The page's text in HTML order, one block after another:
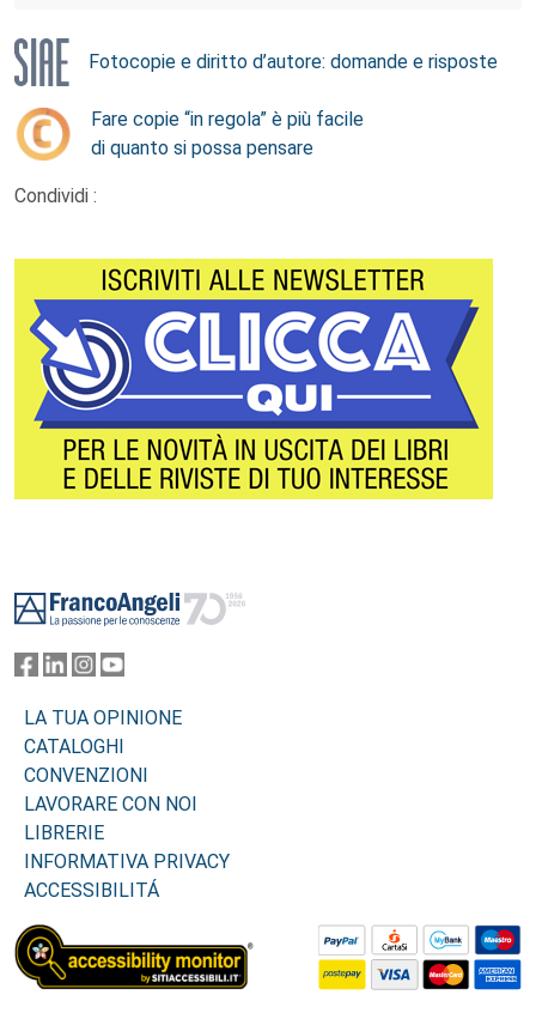
Fotocopie e diritto d’autore: domande e risposte
Fare copie “in regola” è più facile
di quanto si possa pensare
Condividi :
LA TUA OPINIONE
CATALOGHI
CONVENZIONI
LAVORARE CON NOI
LIBRERIE
INFORMATIVA PRIVACY
ACCESSIBILITÁ